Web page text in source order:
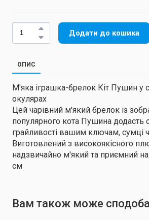
Додати до кошика
ОПИС
М'яка іграшка-брелок Кіт Пушин у
окулярах
Цей чарівний м'який брелок із
популярного кота Пушина додасть
грайливості вашим ключам, сумці
Виготовлений з високоякісного
надзвичайно м'який та приємний
см
Вам також може